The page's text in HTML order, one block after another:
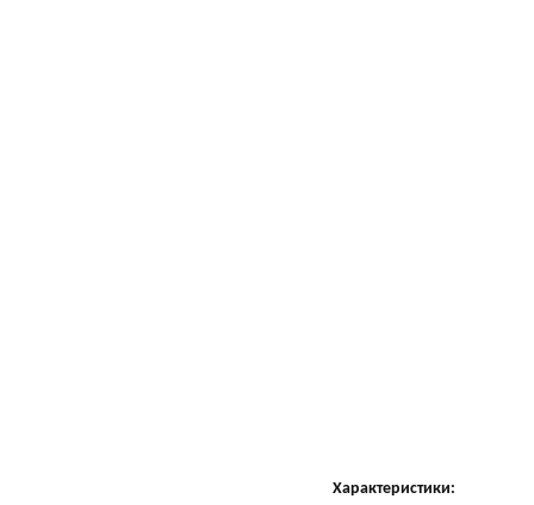
Характеристики: